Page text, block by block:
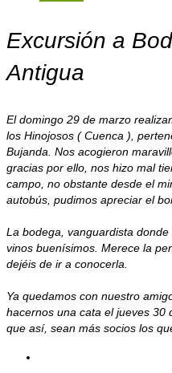
Excursión a
Antigua
El domingo 29 de marzo
los Hinojosos ( Cuenca ),
Bujanda. Nos acogieron
gracias por ello, nos hizo mal
campo, no obstante desde el
autobús, pudimos apreciar el
La bodega, vanguardista
vinos buenísimos. Merece la
dejéis de ir a conocerla.
Ya quedamos con nuestro
hacernos una cata el jueves 30
que así, sean más socios los